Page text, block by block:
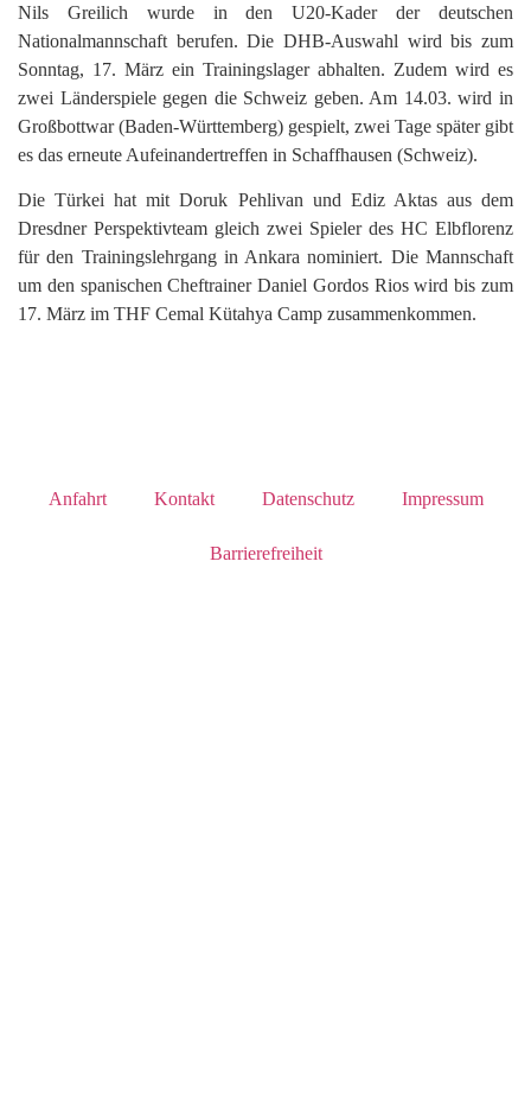
Nils Greilich wurde in den U20-Kader der deutschen
Nationalmannschaft berufen. Die DHB-Auswahl wird bis zum
Sonntag, 17. März ein Trainingslager abhalten. Zudem wird es
zwei Länderspiele gegen die Schweiz geben. Am 14.03. wird in
Großbottwar (Baden-Württemberg) gespielt, zwei Tage später gibt
es das erneute Aufeinandertreffen in Schaffhausen (Schweiz).
Die Türkei hat mit Doruk Pehlivan und Ediz Aktas aus dem
Dresdner Perspektivteam gleich zwei Spieler des HC Elbflorenz
für den Trainingslehrgang in Ankara nominiert. Die Mannschaft
um den spanischen Cheftrainer Daniel Gordos Rios wird bis zum
17. März im THF Cemal Kütahya Camp zusammenkommen.
Anfahrt Kontakt Datenschutz Impressum
Barrierefreiheit